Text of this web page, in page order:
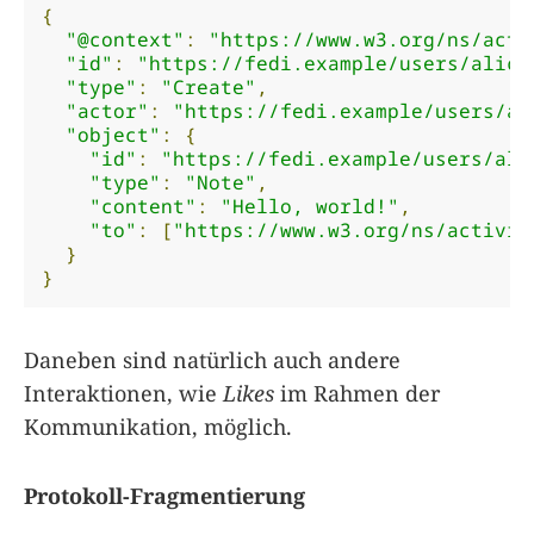
{
"@context" :
"https://www.w3.org/ns/
"id" :
"https://fedi.example/users/
"type" : "Create" ,
"actor" :
"https://fedi.example/users/
"object" :
{
"id" :
"https://fedi.example/users/
"type" : "Note" ,
"content" : "Hello, world!" ,
"to" : ["https://www.w3.org/ns/
}
}
Daneben sind natürlich auch andere
Interaktionen, wie Likes im Rahmen der
Kommunikation, möglich.
Protokoll-Fragmentierung